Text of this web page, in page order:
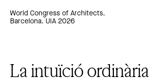
World Congress of Architects.
Barcelona. UIA 2026
La intuïció